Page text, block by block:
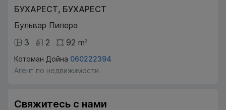
БУХАРЕСТ, БУХАРЕСТ
Бульвар Пипера
3
2 92 m2
Котоман Дойна 060222394
Агент по недвижимости
Свяжитесь с нами